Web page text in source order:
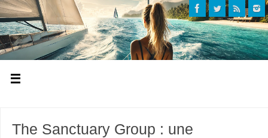
The Sanctuary Group : une